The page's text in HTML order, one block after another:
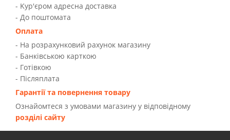
- Kур'єром адресна доставка
- До поштомата
Оплата
- На розрахунковий рахунок магазину
- Банківською карткою
- Готівкою
- Післяплата
Гарантії та повернення товару
Ознайомтеся з умовами магазину у відповідному
розділі сайту